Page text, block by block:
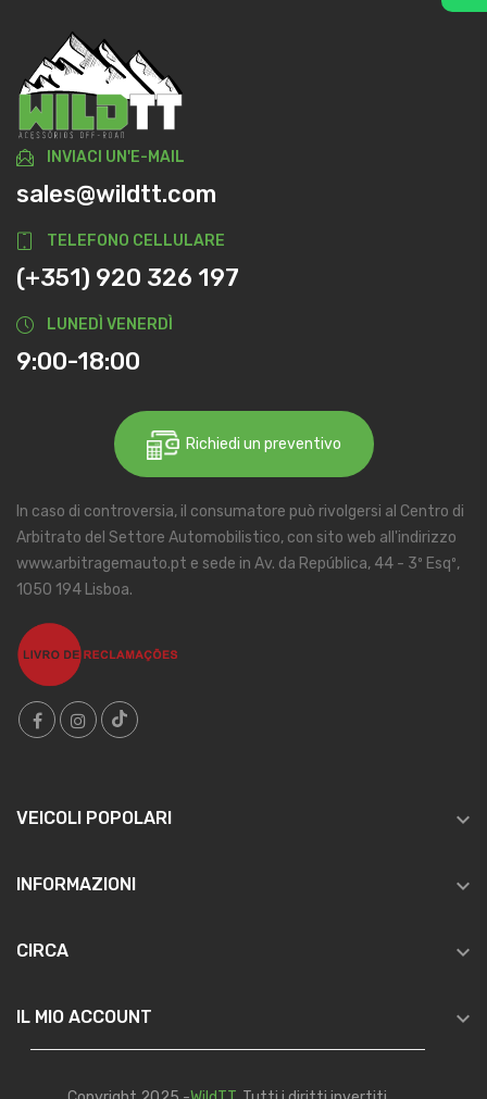
INVIACI UN'E-MAIL
sales@wildtt.com
TELEFONO CELLULARE
(+351) 920 326 197
LUNEDÌ VENERDÌ
9:00-18:00
Richiedi un preventivo
In caso di controversia, il consumatore può rivolgersi al Centro di
Arbitrato del Settore Automobilistico, con sito web all'indirizzo
www.arbitragemauto.pt e sede in Av. da República, 44 - 3º Esqº,
1050 194 Lisboa.
VEICOLI POPOLARI 
INFORMAZIONI 
CIRCA 
IL MIO ACCOUNT 